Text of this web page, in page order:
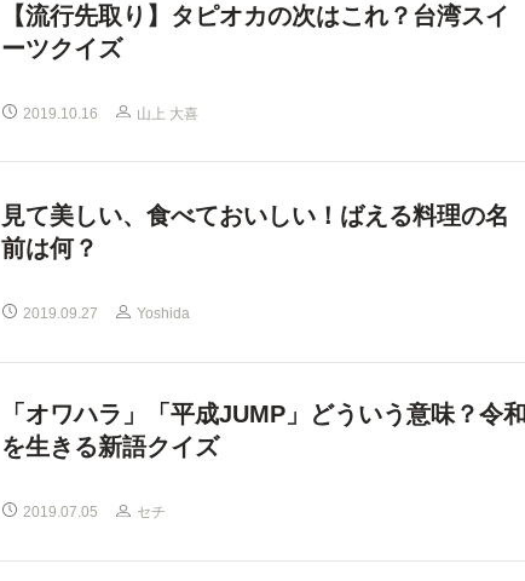
【流行先取り】タピオカの次はこれ？台湾スイ
ーツクイズ
2019.10.16 山上 大喜
見て美しい、食べておいしい！ばえる料理の名
前は何？
2019.09.27 Yoshida
「オワハラ」「平成JUMP」どういう意味？令和
を生きる新語クイズ
2019.07.05 セチ